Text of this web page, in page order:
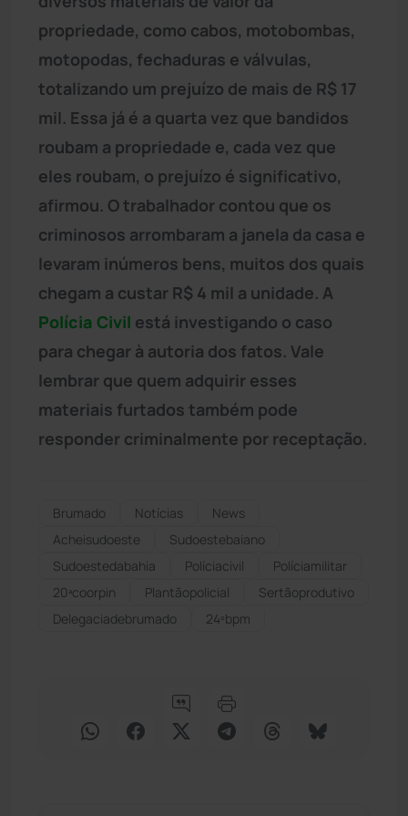
propriedade, como cabos, motobombas,
motopodas, fechaduras e válvulas,
totalizando um prejuízo de mais de R$ 17
mil. Essa já é a quarta vez que bandidos
roubam a propriedade e, cada vez que
eles roubam, o prejuízo é significativo,
afirmou. O trabalhador contou que os
criminosos arrombaram a janela da casa e
levaram inúmeros bens, muitos dos quais
chegam a custar R$ 4 mil a unidade. A
Polícia Civil está investigando o caso
para chegar à autoria dos fatos. Vale
lembrar que quem adquirir esses
materiais furtados também pode
responder criminalmente por receptação.
Brumado Notícias
News
Acheisudoeste
Sudoestebaiano
Sudoestedabahia
Políciacivil
Políciamilitar
20ªcoorpin
Plantãopolicial
Sertãoprodutivo
Delegaciadebrumado
24ºbpm